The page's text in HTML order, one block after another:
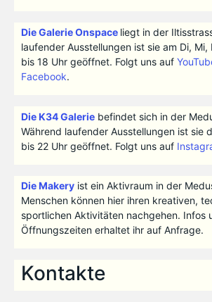
Die Galerie Onspace liegt in der
laufender Ausstellungen ist sie am Di, Mi,
bis 18 Uhr geöffnet. Folgt uns auf
Facebook.
Die K34 Galeriebefindet sich in der
Während laufender Ausstellungen ist sie
bis 22 Uhr geöffnet. Folgt uns auf
Die Makeryist ein Aktivraum in der
Menschen können hier ihren kreativen,
sportlichen Aktivitäten nachgehen. Infos
Öffnungszeiten erhaltet ihr auf Anfrage.
Kontakte